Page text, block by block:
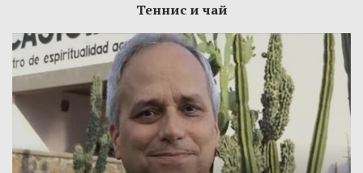
Теннис и чай